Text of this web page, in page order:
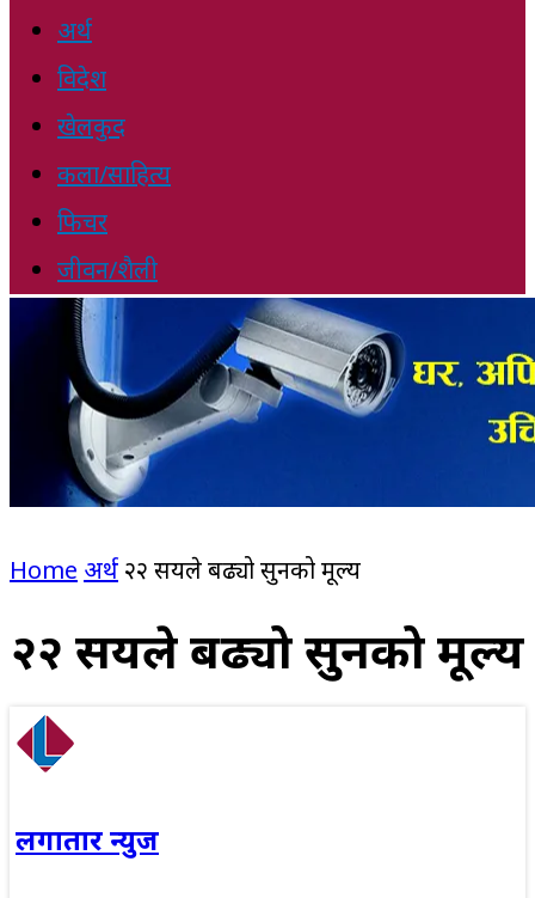
अर्थ
विदेश
खेलकुद
कला/साहित्य
फिचर
जीवन/शैली
Home अर्थ २२ सयले बढ्यो सुनको मूल्य
२२ सयले बढ्यो सुनको मूल्य
लगातार न्युज